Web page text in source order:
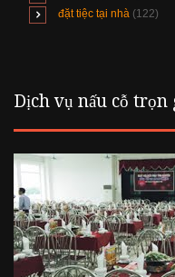
đặt tiệc tại nhà (122)
Dịch vụ nấu cỗ trọn